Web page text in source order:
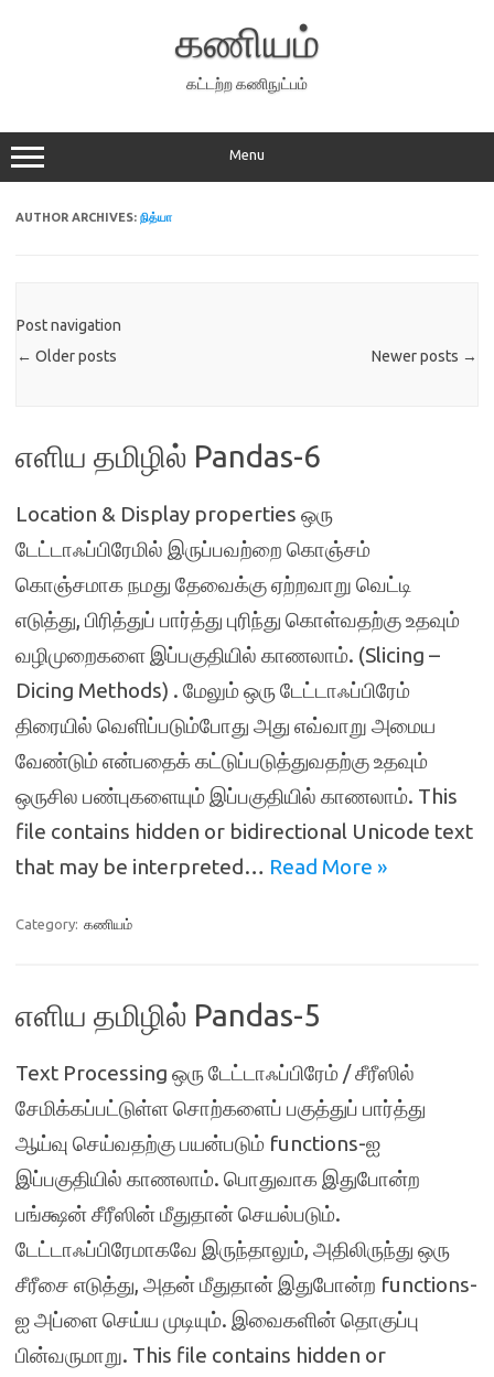
கணியம்
கட்டற்ற கணிநுட்பம்
Menu
AUTHOR ARCHIVES: நித்யா
Post navigation
← Older posts Newer posts →
எளிய தமிழில் Pandas-6
Location & Display properties ஒரு
டேட்டாஃப்பிரேமில் இருப்பவற்றை கொஞ்சம்
கொஞ்சமாக நமது தேவைக்கு ஏற்றவாறு வெட்டி
எடுத்து, பிரித்துப் பார்த்து புரிந்து கொள்வதற்கு உதவும்
வழிமுறைகளை இப்பகுதியில் காணலாம். (Slicing –
Dicing Methods) . மேலும் ஒரு டேட்டாஃப்பிரேம்
திரையில் வெளிப்படும்போது அது எவ்வாறு அமைய
வேண்டும் என்பதைக் கட்டுப்படுத்துவதற்கு உதவும்
ஒருசில பண்புகளையும் இப்பகுதியில் காணலாம். This
file contains hidden or bidirectional Unicode text
that may be interpreted… Read More »
Category: கணியம்
எளிய தமிழில் Pandas-5
Text Processing ஒரு டேட்டாஃப்பிரேம் / சீரீஸில்
சேமிக்கப்பட்டுள்ள சொற்களைப் பகுத்துப் பார்த்து
ஆய்வு செய்வதற்கு பயன்படும் functions-ஐ
இப்பகுதியில் காணலாம். பொதுவாக இதுபோன்ற
பங்க்ஷன் சீரீஸின் மீதுதான் செயல்படும்.
டேட்டாஃப்பிரேமாகவே இருந்தாலும், அதிலிருந்து ஒரு
சீரீசை எடுத்து, அதன் மீதுதான் இதுபோன்ற functions-
ஐ அப்ளை செய்ய முடியும். இவைகளின் தொகுப்பு
பின்வருமாறு. This file contains hidden or